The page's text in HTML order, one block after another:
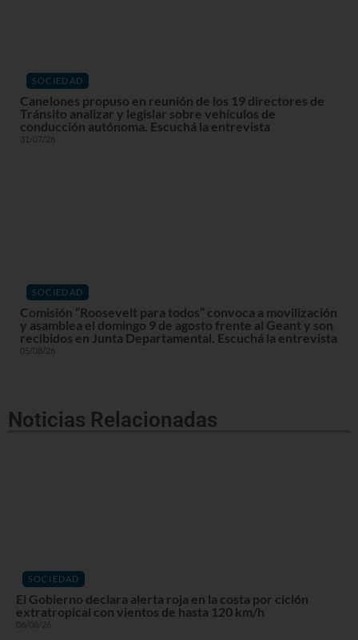
SOCIEDAD
Canelones propuso en reunión de los 19 directores de
Tránsito analizar y legislar sobre vehículos de
conducción autónoma. Escuchá la entrevista
31/07/26
SOCIEDAD
Comisión “Roosevelt para todos” convoca a movilización
y asamblea el domingo 9 de agosto frente al Geant y son
recibidos en Junta Departamental. Escuchá la entrevista
05/08/26
Noticias Relacionadas
SOCIEDAD
El Gobierno declara alerta roja en la costa por ciclón
extratropical con vientos de hasta 120 km/h
06/08/26